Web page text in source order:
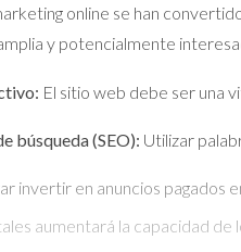
online se han
y potencialmente
El sitio web debe ser una
búsqueda (SEO): Utilizar
invertir en anuncios pagados
aumentará la capacidad